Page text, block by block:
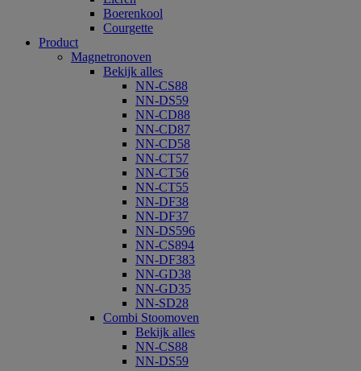
Boerenkool
Courgette
Product
Magnetronoven
Bekijk alles
NN-CS88
NN-DS59
NN-CD88
NN-CD87
NN-CD58
NN-CT57
NN-CT56
NN-CT55
NN-DF38
NN-DF37
NN-DS596
NN-CS894
NN-DF383
NN-GD38
NN-GD35
NN-SD28
Combi Stoomoven
Bekijk alles
NN-CS88
NN-DS59